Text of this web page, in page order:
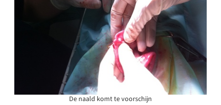
De naald komt te voorschijn